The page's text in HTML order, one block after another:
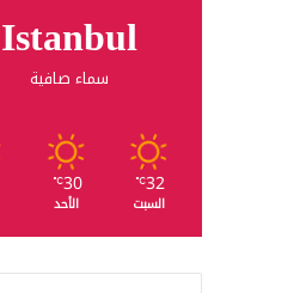
Istanbul
سماء صافية
32
℃
السبت
30
℃
الأحد